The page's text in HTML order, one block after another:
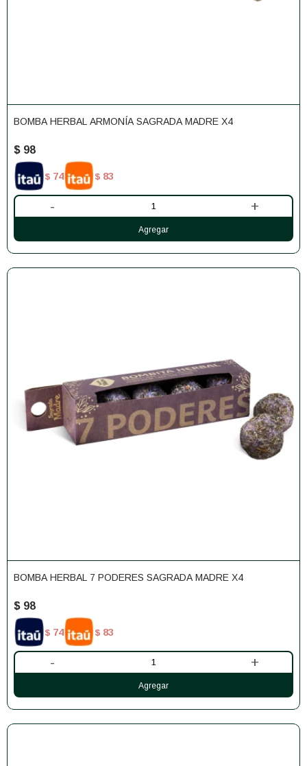
BOMBA HERBAL ARMONÍA SAGRADA MADRE X4
$ 98
$ 74 $ 83
- +
BOMBA HERBAL 7 PODERES SAGRADA MADRE X4
$ 98
$ 74 $ 83
- +